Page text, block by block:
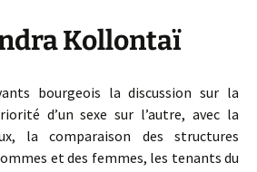
Kollontaï
bourgeois la discussion sur la
d’un sexe sur l’autre, avec la
la comparaison des structures
et des femmes, les tenants du